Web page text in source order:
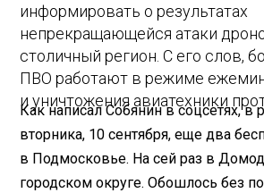
информировать о результатах
непрекращающейся атаки
столичный регион. С его слов,
ПВО работают в режиме
и уничтожения авиатехники
Как написал Собянин в соцсетях, в
вторника, 10 сентября, еще два
в Подмосковье. На сей раз в
городском округе. Обошлось без